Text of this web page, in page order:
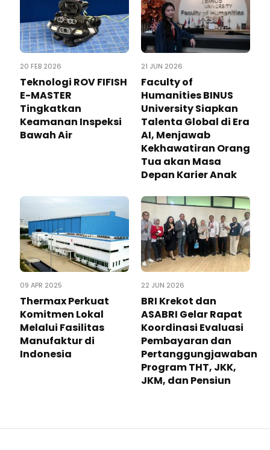
20 FEB 2026
Teknologi ROV FIFISH
E-MASTER
Tingkatkan
Keamanan Inspeksi
Bawah Air
21 JUN 2026
Faculty of
Humanities BINUS
University Siapkan
Talenta Global di Era
AI, Menjawab
Kekhawatiran Orang
Tua akan Masa
Depan Karier Anak
09 APR 2025
Thermax Perkuat
Komitmen Lokal
Melalui Fasilitas
Manufaktur di
Indonesia
22 JUN 2026
BRI Krekot dan
ASABRI Gelar Rapat
Koordinasi Evaluasi
Pembayaran dan
Pertanggungjawaban
Program THT, JKK,
JKM, dan Pensiun